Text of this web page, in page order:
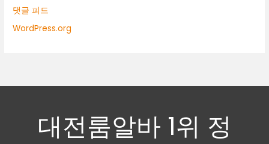
댓글 피드
WordPress.org
대전룸알바 1위 정